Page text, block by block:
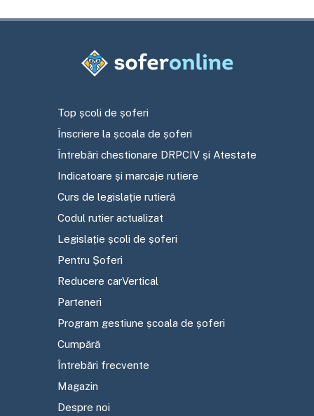
Top școli de șoferi
Înscriere la școala de șoferi
Întrebări chestionare DRPCIV și Atestate
Indicatoare și marcaje rutiere
Curs de legislație rutieră
Codul rutier actualizat
Legislație școli de șoferi
Pentru Șoferi
Reducere carVertical
Parteneri
Program gestiune școala de șoferi
Cumpără
Întrebări frecvente
Magazin
Despre noi